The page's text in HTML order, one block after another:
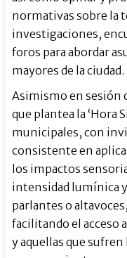
normativas sobre la
investigaciones,
foros para abordar
mayores de la ciudad.
Asimismo en sesión
que plantea la ‘Hora
municipales, con
consistente en
los impactos
intensidad lumínica
parlantes o
facilitando el acceso
y aquellas que